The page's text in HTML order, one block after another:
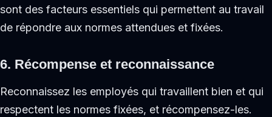
sont des facteurs essentiels qui permettent au travail
de répondre aux normes attendues et fixées.
6. Récompense et reconnaissance
Reconnaissez les employés qui travaillent bien et qui
respectent les normes fixées, et récompensez-les.